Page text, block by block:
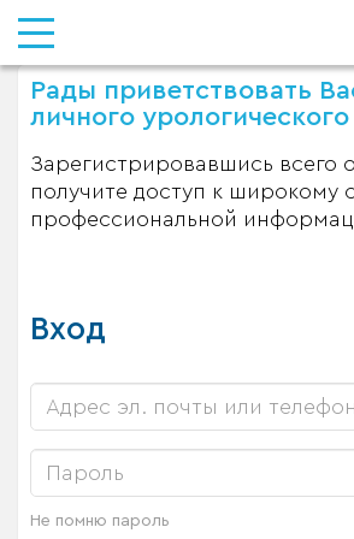
Рады приветствовать
личного урологического
Зарегистрировавшись всего
получите доступ к широкому
профессиональной
Вход
Не помню пароль